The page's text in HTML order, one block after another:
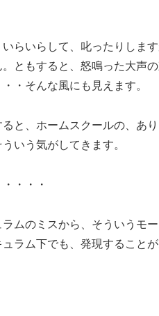
らいらして、叱ったりしま
ともすると、怒鳴った大声
・そんな風にも見えます。
と、ホームスクールの、あ
いう気がしてきます。
・・・
ムのミスから、そういうモ
ラム下でも、発現することが